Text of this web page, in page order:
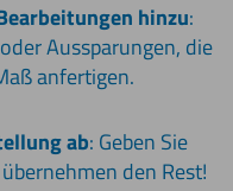
hinzu:
Aussparungen, die
anfertigen.
ab: Geben Sie
den Rest!